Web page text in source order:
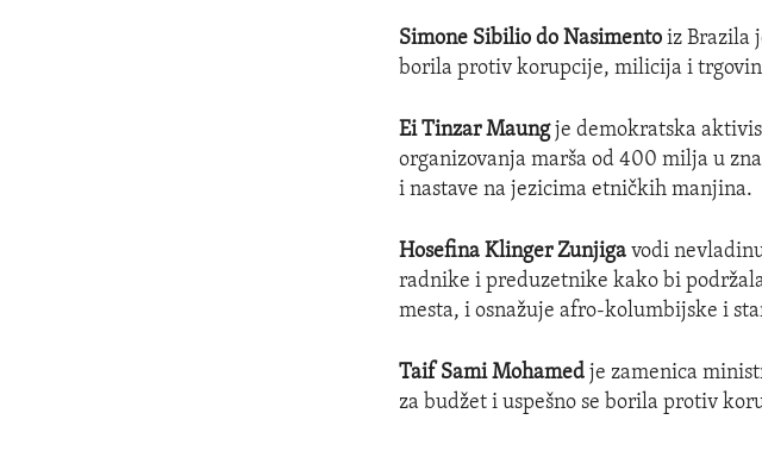
Simone Sibilio do Nasimento iz Brazila
borila protiv korupcije, milicija i
Ei Tinzar Maungje demokratska
organizovanja marša od 400 milja u
i nastave na jezicima etničkih manjina.
Hosefina Klinger Zunjiga vodi
radnike i preduzetnike kako bi
mesta, i osnažuje afro-kolumbijske i
Taif Sami Mohamed je zamenica
za budžet i uspešno se borila protiv